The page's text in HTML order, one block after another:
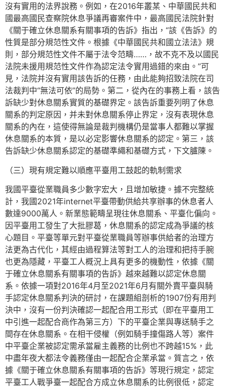
沒有實用的法界說務。例如，在2016年叢某、中華國民共和
國最高國民查察院休息爭議再審案件中，最高國民法院針對
《關于確立休息關系有關事項的告訴》指出，“該《告訴》的
性質是部分規范性文件。根據《中華國民共和國立法法》規
則，部分規范性文件不屬于法令范疇……，故不克不及以國民
法院未援用規范性文件作為認定法令實用過錯的來由。”可
見，法院并沒有實用該告訴的任務，由此能夠招致法院在司
法裁判中“無法可依”的局勢。第二，從內在的事務上看，該告
訴缺少對休息關系實質的基礎界定。該告訴重要列明了休息
關系的判定原因，并未對休息關系停止界定，沒有表現休息
關系的內在，這使得無論是裁判機構仍是當事人都難以掌握
休息關系的本質，是以必定影響休息關系的認定。第三，該
告訴缺少休息關系認定的基礎準繩和基礎方式，下文臚陳。
（三）現有規定難以順應平臺用工鼓起的軌制需求
我國平臺從業職員多少數字宏大，且增加敏捷。據不完整統
計，我國2021年internet平臺帶動供給共享辦事的休息者人
數達9000萬人。新業態範疇呈現往休息關系、平臺化偏向。
因平臺用工發生了大批膠葛，休息關系的認定成為爭議的核
心題目。平臺等單元對平臺從業職員等辦事供給者的治理方
法更為古代化，其經由過程算法等對工人的治理和把持手腕
也更為隱藏，平臺工人概況上具有更多的機動性，依據《關
于確立休息關系有關事項的告訴》越來越難以認定休息關
系。依據一項對2016年4月至2021年6月有關外賣平臺與騎
手認定休息關系判決的研討，在課題組剖析的1907份有用判
決中，沒有一份判決確認一起配合用工形式（即在平臺用工
中引進一起配合商作為第三方）下的平臺企業與專送騎手之
間存在休息關系。在相干侵權（例如騎手撞傷路人等）案件
中平臺企業被認定需承當雇主義務的比例也不跨越15%，此
中盡年夜大都法令義務僅由一起配合企業承當。質言之，依
據《關于確立休息關系有關事項的告訴》等現行規定，認定
平臺工人戰爭臺一起配合方成立休息關系的比例很低，認定